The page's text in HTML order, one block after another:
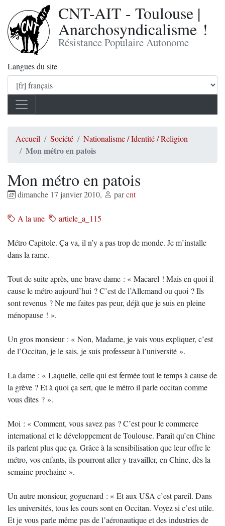
CNT-AIT - Toulouse |
Anarchosyndicalisme !
Résistance Populaire Autonome
Langues du site
Accueil Société Nationalisme / Identité / Religion
Mon métro en patois
Mon métro en patois
dimanche 17 janvier 2010, parcnt
A la une article_a_115
Métro Capitole. Ça va, il n’y a pas trop de monde. Je m’installe
dans la rame.
Tout de suite après, une brave dame : « Macarel ! Mais en quoi il
cause le métro aujourd’hui ? C’est de l’Allemand ou quoi ? Ils
sont revenus ? Ne me faites pas peur, déjà que je suis en pleine
ménopause ! ».
Un gros monsieur : « Non, Madame, je vais vous expliquer, c’est
de l’Occitan, je le sais, je suis professeur à l’université ».
La dame : « Laquelle, celle qui est fermée tout le temps à cause de
la grève ? Et à quoi ça sert, que le métro il parle occitan comme
vous dîtes ? ».
Moi : « Comment, vous savez pas ? C’est pour le commerce
international et le développement de Toulouse. Paraît qu’en Chine
ils parlent plus que ça. Grâce à la sensibilisation que leur offre le
métro, vos enfants, ils pourront aller y travailler, en Chine, dès la
semaine prochaine ».
Un autre monsieur, goguenard : « Et aux USA c’est pareil. Dans
les universités, tous les cours sont en Occitan. Voyez si c’est utile.
Et je vous parle même pas de l’aéronautique et des industries de